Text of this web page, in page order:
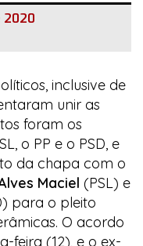
2020
inclusive de
unir as
foram os
o PP e o PSD, e
da chapa com o
Maciel (PSL) e
para o pleito
. O acordo
feira (12), e o ex-